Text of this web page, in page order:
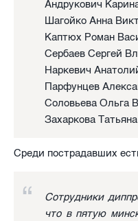
Андрукович
Шагойко Анна
Каптюх Роман
Сербаев Сергей
Наркевич
Парфунцев
Соловьева Ольга
Захаркова
Среди пострадавших
Сотрудники
что в пятую